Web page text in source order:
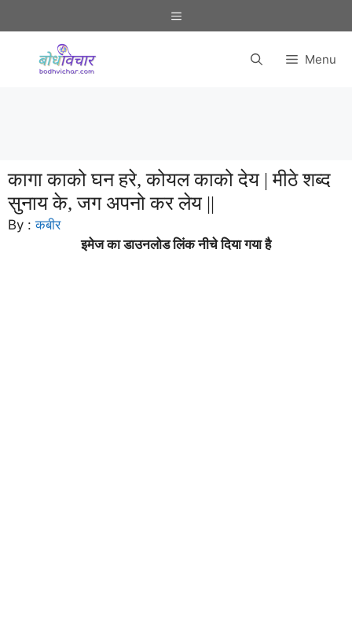
to
Menu
Menu
कागा काको घन हरे, कोयल काको देय | मीठे शब्द
सुनाय के, जग अपनो कर लेय ||
By :कबीर
इमेज का डाउनलोड लिंक नीचे दिया गया है